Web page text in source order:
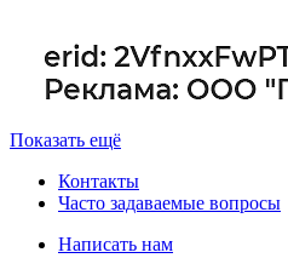
Показать ещё
Контакты
Часто задаваемые вопросы
Написать нам